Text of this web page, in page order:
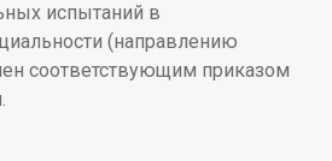
испытаний в
(направлению
соответствующим приказом